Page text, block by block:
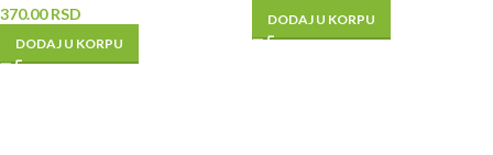
370.00RSD
DODAJ U KORPU
DODAJ U KORPU